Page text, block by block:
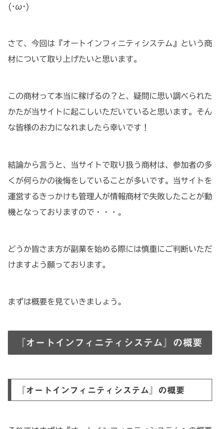
(·ω·)
さて、今回は『オートインフィニティシステム』という商
材について取り上げたいと思います。
この商材って本当に稼げるの？と、疑問に思い調べられた
かたが当サイトに起こしいただいていると思います。そん
な皆様のお力になれましたら幸いです！
結論から言うと、当サイトで取り扱う商材は、参加者の多
くが何らかの後悔をしていることが多いです。当サイトを
運営するきっかけも管理人が情報商材で失敗したことが動
機となっておりますので・・・。
どうか皆さま方が副業を始める際には慎重にご判断いただ
けますよう願っております。
まずは概要を見ていきましょう。
『オートインフィニティシステム』の概要
『オートインフィニティシステム』の概要